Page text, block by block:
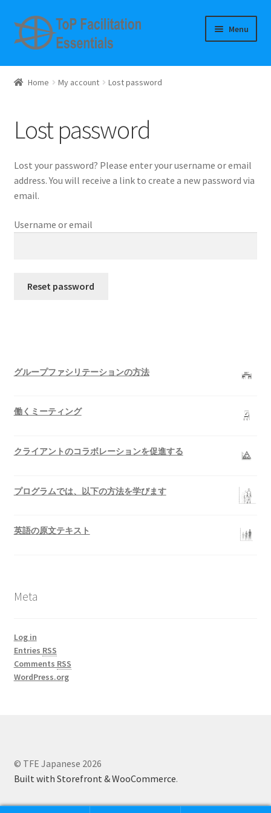
Skip
to
navigation
Skip
to
content
Menu
Home
Cart
Checkout
Checkout
Curriculum use
Finances
My Account
News
トレーナー
ファシリテーション
Home My account Lost password
Lost password
Lost your password? Please enter your username or email
address. You will receive a link to create a new password via
email.
Username or email
Reset password
グループファシリテーションの方法
働くミーティング
クライアントのコラボレーションを促進する
プログラムでは、以下の方法を学びます
英語の原文テキスト
Meta
Log in
Entries RSS
Comments RSS
WordPress.org
© TFE Japanese 2026
Built with Storefront & WooCommerce.